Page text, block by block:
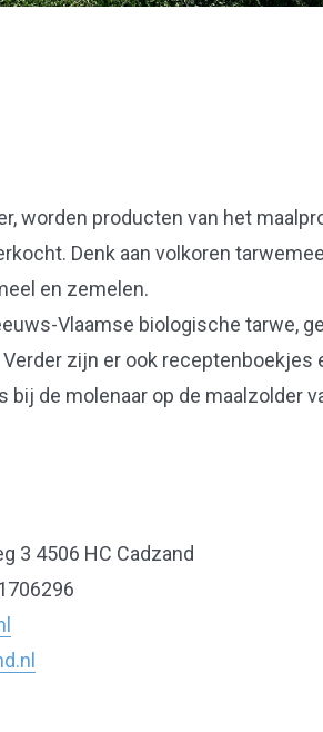
worden producten van het
Denk aan volkoren
en zemelen.
Vlaamse biologische tarwe,
zijn er ook receptenboekjes
bij de molenaar op de maalzolder
3 4506 HC Cadzand